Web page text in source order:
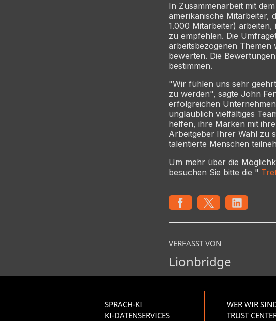
In Zusammenarbeit mit
amerikanische Mitarbeiter,
1.000 Mitarbeiter)
zu empfehlen. Die
arbeitsbezogenen Themen
bewerten. Die
bestimmen.
"Wir fühlen uns sehr
zu werden", sagte John
erfolgreichen
unglaublich vielfältiges
helfen, ihre Marken mit
Arbeitgeber Ihrer Wahl zu
talentierte Menschen
Um mehr über die
besuchen Sie bitte die "
VERFASST VON
Lionbridge
SPRACH-KI
KI-DATENSERVICES
WER WIR
TRUST